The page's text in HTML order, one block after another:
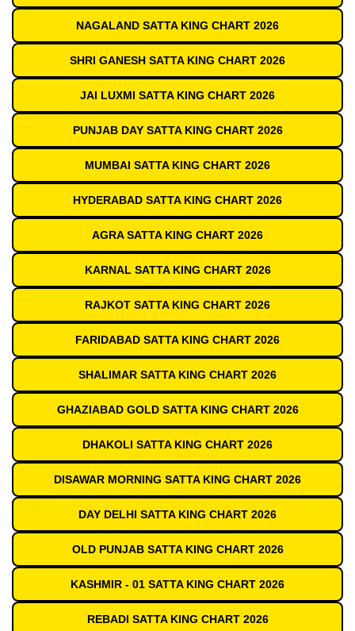
NAGALAND SATTA KING CHART 2026
SHRI GANESH SATTA KING CHART 2026
JAI LUXMI SATTA KING CHART 2026
PUNJAB DAY SATTA KING CHART 2026
MUMBAI SATTA KING CHART 2026
HYDERABAD SATTA KING CHART 2026
AGRA SATTA KING CHART 2026
KARNAL SATTA KING CHART 2026
RAJKOT SATTA KING CHART 2026
FARIDABAD SATTA KING CHART 2026
SHALIMAR SATTA KING CHART 2026
GHAZIABAD GOLD SATTA KING CHART 2026
DHAKOLI SATTA KING CHART 2026
DISAWAR MORNING SATTA KING CHART 2026
DAY DELHI SATTA KING CHART 2026
OLD PUNJAB SATTA KING CHART 2026
KASHMIR - 01 SATTA KING CHART 2026
REBADI SATTA KING CHART 2026